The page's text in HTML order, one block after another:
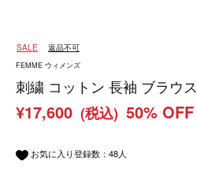
SALE 返品不可
FEMME ウィメンズ
刺繍 コットン 長袖 ブラウス
¥17,600 (税込) 50% OFF
お気に入り登録数： 48人